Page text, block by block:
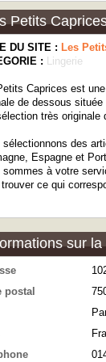
Petits
DU SITE : Les
: Lingerie
Caprices est
de dessous
très originale
sélectionnons des
Espagne et
sommes à votre
ce qui
sur
postal